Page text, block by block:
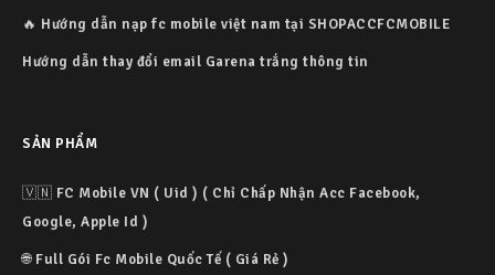
🔥 Hướng dẫn nạp fc mobile việt nam tại SHOPACCFCMOBILE
Hướng dẫn thay đổi email Garena trắng thông tin
SẢN PHẨM
🇻🇳 FC Mobile VN ( Uid ) ( Chỉ Chấp Nhận Acc Facebook,
Google, Apple Id )
🌐 Full Gói Fc Mobile Quốc Tế ( Giá Rẻ )